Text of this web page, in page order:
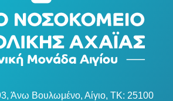
Άνω Βουλωμένο, Αίγιο, TK: 25100